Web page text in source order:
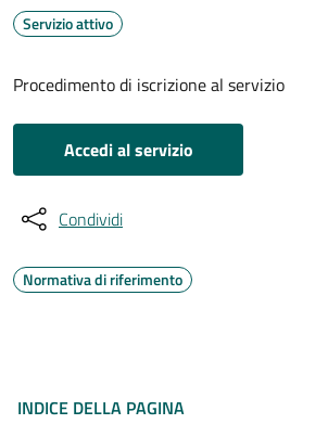
Servizio attivo
Procedimento di iscrizione al servizio
Accedi al servizio
Condividi
Normativa di riferimento
INDICE DELLA PAGINA